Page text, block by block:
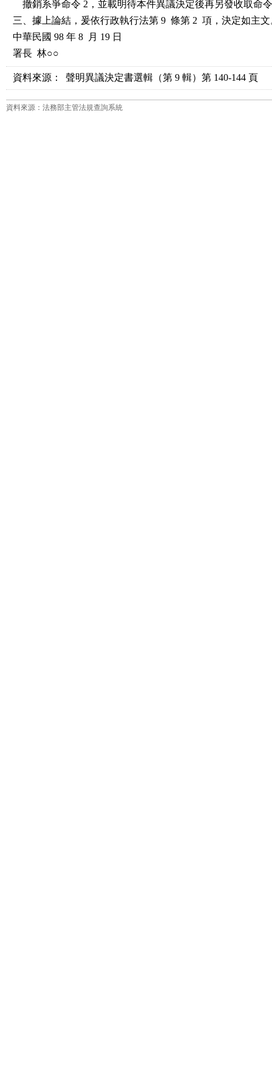
撤銷系爭命令 2，並載明待本件異議決定後再另發收取命
三、據上論結，爰依行政執行法第 9  條第 2  項，決定如主
中華民國 98 年 8  月 19 日
署長  林○○
資料來源： 聲明異議決定書選輯（第 9 輯）第 140-144 頁
資料來源：法務部主管法規查詢系統